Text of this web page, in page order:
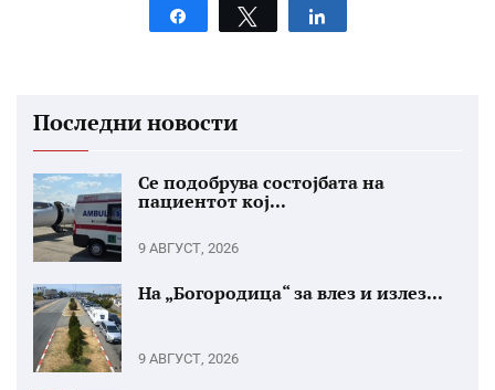
Tweet
Последни новости
Се подобрува состојбата на
пациентот кој...
9 АВГУСТ, 2026
На „Богородица“ за влез и излез...
9 АВГУСТ, 2026